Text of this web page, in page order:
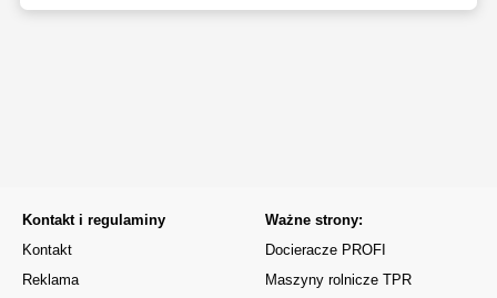
Kontakt i regulaminy
Kontakt
Reklama
Ważne strony:
Docieracze PROFI
Maszyny rolnicze TPR